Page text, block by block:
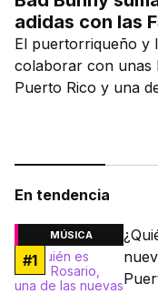
adidas con las
El puertorriqueño y
colaborar con unas
Puerto Rico y una
En tendencia
MÚSICA
#1